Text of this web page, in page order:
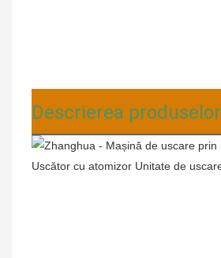
Descrierea produselor